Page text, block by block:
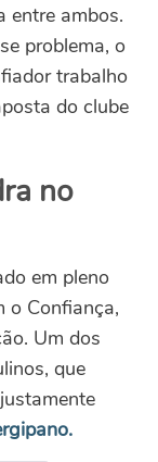
entre ambos.
problema, o
trabalho
do clube
no
em pleno
o Confiança,
Um dos
que